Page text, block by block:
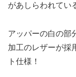
があしらわれてい
アッパーの白の部
加工のレザーが採
ト仕様！